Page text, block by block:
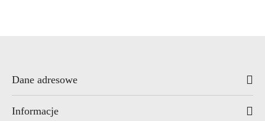
Dane adresowe
Informacje